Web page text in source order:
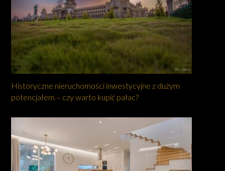
Historyczne nieruchomości inwestycyjne z dużym
potencjałem – czy warto kupić pałac?